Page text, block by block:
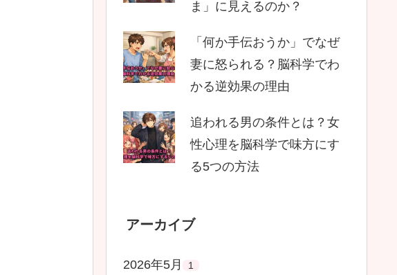
ま」に見えるのか？
「何か手伝おうか」でなぜ
妻に怒られる？脳科学でわ
かる逆効果の理由
追われる男の条件とは？女
性心理を脳科学で味方にす
る5つの方法
アーカイブ
2026年5月 1